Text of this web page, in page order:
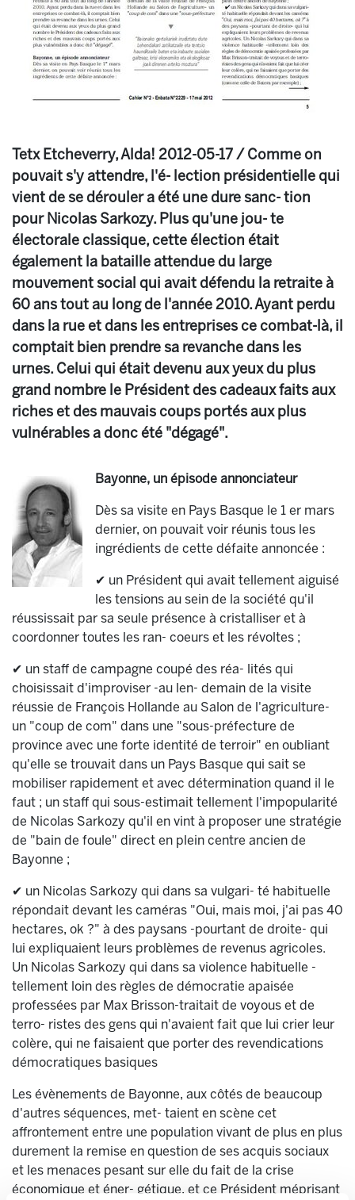
Tetx Etcheverry, Alda! 2012-05-17 / Comme on
pouvait s'y attendre, l'é- lection présidentielle qui
vient de se dérouler a été une dure sanc- tion
pour Nicolas Sarkozy. Plus qu'une jou- te
électorale classique, cette élection était
également la bataille attendue du large
mouvement social qui avait défendu la retraite à
60 ans tout au long de l'année 2010. Ayant perdu
dans la rue et dans les entreprises ce combat-là, il
comptait bien prendre sa revanche dans les
urnes. Celui qui était devenu aux yeux du plus
grand nombre le Président des cadeaux faits aux
riches et des mauvais coups portés aux plus
vulnérables a donc été "dégagé".
Bayonne, un épisode annonciateur
Dès sa visite en Pays Basque le 1 er mars
dernier, on pouvait voir réunis tous les
ingrédients de cette défaite annoncée :
✔ un Président qui avait tellement aiguisé
les tensions au sein de la société qu'il
réussissait par sa seule présence à cristalliser et à
coordonner toutes les ran- coeurs et les révoltes ;
✔ un staff de campagne coupé des réa- lités qui
choisissait d'improviser -au len- demain de la visite
réussie de François Hollande au Salon de l'agriculture-
un "coup de com" dans une "sous-préfecture de
province avec une forte identité de terroir" en oubliant
qu'elle se trouvait dans un Pays Basque qui sait se
mobiliser rapidement et avec détermination quand il le
faut ; un staff qui sous-estimait tellement l'impopularité
de Nicolas Sarkozy qu'il en vint à proposer une stratégie
de "bain de foule" direct en plein centre ancien de
Bayonne ;
✔ un Nicolas Sarkozy qui dans sa vulgari- té habituelle
répondait devant les caméras "Oui, mais moi, j'ai pas 40
hectares, ok ?" à des paysans -pourtant de droite- qui
lui expliquaient leurs problèmes de revenus agricoles.
Un Nicolas Sarkozy qui dans sa violence habituelle -
tellement loin des règles de démocratie apaisée
professées par Max Brisson-traitait de voyous et de
terro- ristes des gens qui n'avaient fait que lui crier leur
colère, qui ne faisaient que porter des revendications
démocratiques basiques
Les évènements de Bayonne, aux côtés de beaucoup
d'autres séquences, met- taient en scène cet
affrontement entre une population vivant de plus en plus
durement la remise en question de ses acquis sociaux
et les menaces pesant sur elle du fait de la crise
économique et éner- gétique, et ce Président méprisant